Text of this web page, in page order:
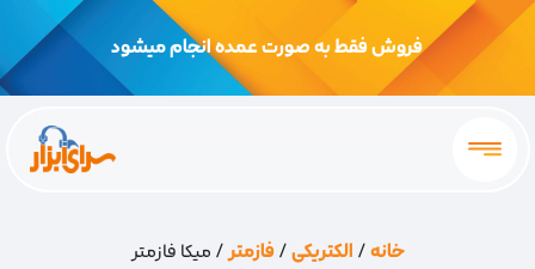
فروش فقط به صورت عمده انجام میشود
خانه/الکتریکی/فازمتر/ میکا فازمتر